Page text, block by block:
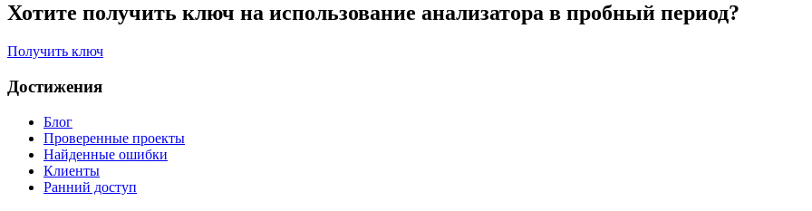
Хотите получить ключ на использование анализатора в пробный период?
Получить ключ
Достижения
Блог
Проверенные проекты
Найденные ошибки
Клиенты
Ранний доступ